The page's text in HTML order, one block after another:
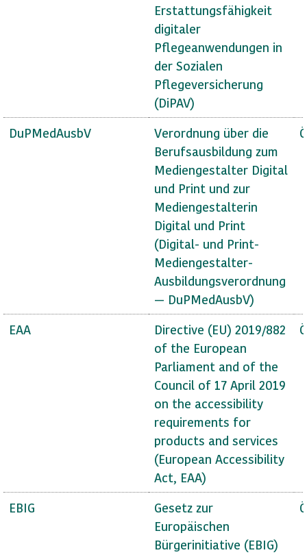
Erstattungsfähigkeit
digitaler
Pflegeanwendungen in
der Sozialen
Pflegeversicherung
(DiPAV)
DuPMedAusbV
Verordnung über die
Berufsausbildung zum
Mediengestalter Digital
und Print und zur
Mediengestalterin
Digital und Print
(Digital- und Print-
Mediengestalter-
Ausbildungsverordnung
— DuPMedAusbV)
EAA
Directive (EU) 2019/882
of the European
Parliament and of the
Council of 17 April 2019
on the accessibility
requirements for
products and services
(European Accessibility
Act, EAA)
EBIG
Gesetz zur
Europäischen
Bürgerinitiative (EBIG)